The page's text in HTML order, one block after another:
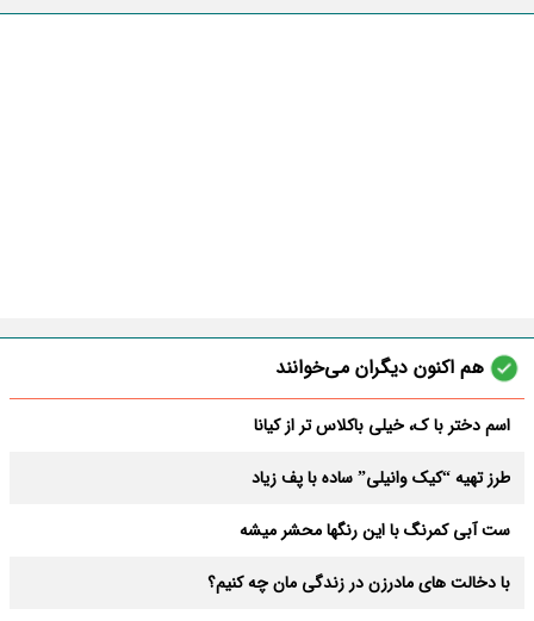
هم اکنون دیگران می‌خوانند
اسم دختر با ک، خیلی باکلاس تر از کیانا
طرز تهیه “کیک وانیلی” ساده با پف زیاد
ست آبی کمرنگ با این رنگها محشر میشه
با دخالت های مادرزن در زندگی مان چه کنیم؟